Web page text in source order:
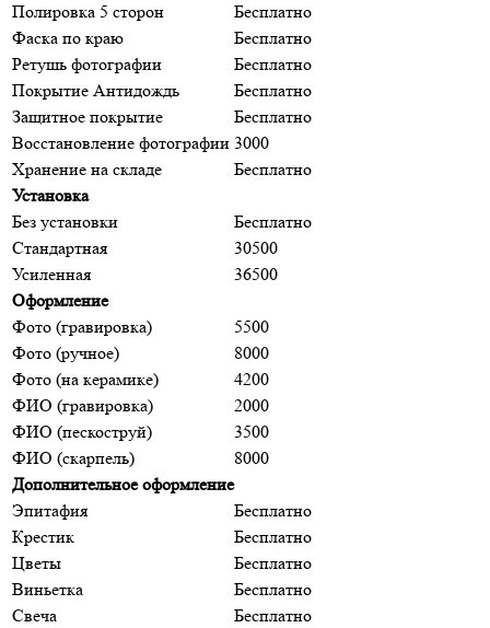
Полировка 5 сторон
Бесплатно
Фаска по краю
Бесплатно
Ретушь фотографии
Бесплатно
Покрытие Антидождь
Бесплатно
Защитное покрытие
Бесплатно
Восстановление фотографии 3000
Хранение на складе
Бесплатно
Установка
Без установки
Бесплатно
Стандартная
30500
Усиленная
36500
Оформление
Фото (гравировка)
5500
Фото (ручное)
8000
Фото (на керамике)
4200
ФИО (гравировка)
2000
ФИО (пескоструй)
3500
ФИО (скарпель)
8000
Дополнительное оформление
Эпитафия
Бесплатно
Крестик
Бесплатно
Цветы
Бесплатно
Виньетка
Бесплатно
Свеча
Бесплатно